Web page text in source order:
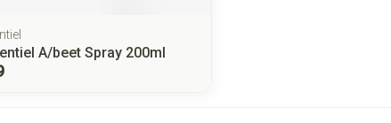
A/beet Spray 200ml